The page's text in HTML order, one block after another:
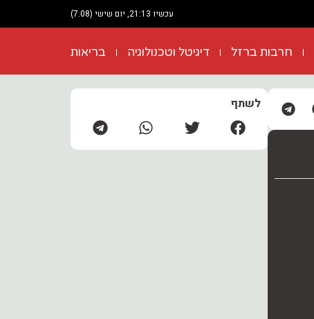
עכשיו 21:13, יום שישי (7.08)
חרבות ברזל דיגיטל וטכנולוגיה בריאות
לשתף